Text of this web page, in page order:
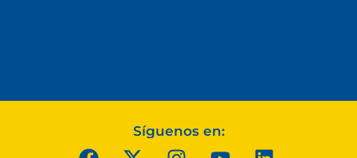
Síguenos en: